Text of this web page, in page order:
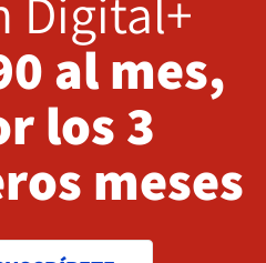
al mes,
los 3
meses